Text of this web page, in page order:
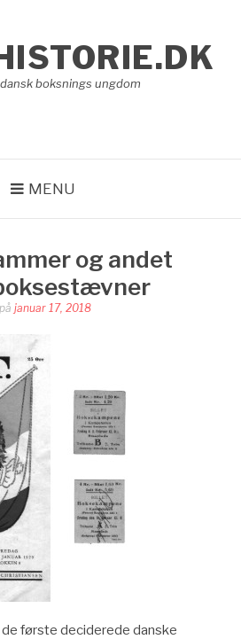
boksnings ungdom
MENU
og andet
på januar 17, 2018
første deciderede danske